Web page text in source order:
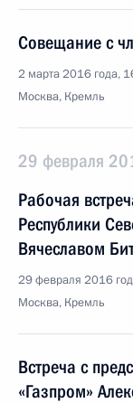
Совещание с
2 марта 2016 года,
Москва, Кремль
29 февраля
Рабочая
Республики
Вячеславом
29 февраля 2016
Москва, Кремль
Встреча с
«Газпром»